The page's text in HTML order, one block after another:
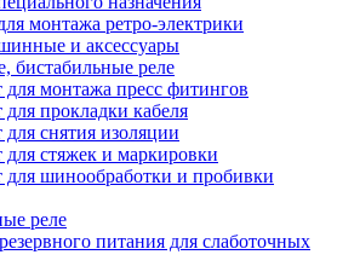
монтажа ретро-электрики
и аксессуары
бистабильные реле
монтажа пресс фитингов
прокладки кабеля
снятия изоляции
стяжек и маркировки
для шинообработки и пробивки
реле
питания для слаботочных